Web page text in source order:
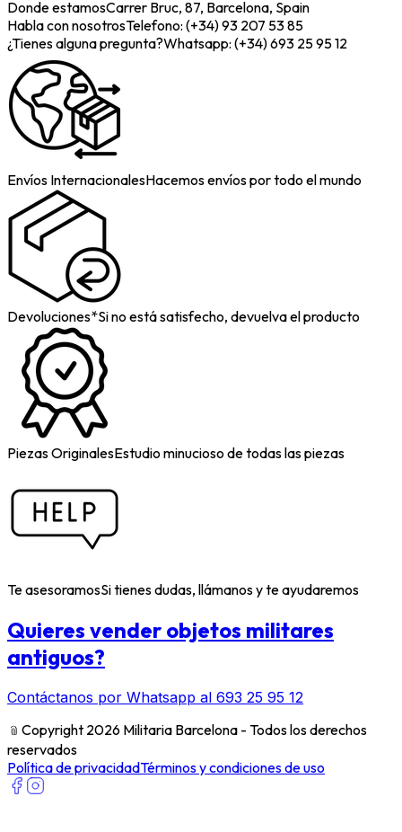
Donde estamosCarrer Bruc, 87, Barcelona, Spain
Habla con nosotrosTelefono: (+34) 93 207 53 85
¿Tienes alguna pregunta?Whatsapp: (+34) 693 25 95 12
Envíos InternacionalesHacemos envíos por todo el mundo
Devoluciones*Si no está satisfecho, devuelva el producto
Piezas OriginalesEstudio minucioso de todas las piezas
Te asesoramosSi tienes dudas, llámanos y te ayudaremos
Quieres vender objetos militares
antiguos?
Contáctanos por Whatsapp al 693 25 95 12
﹫ Copyright 2026 Militaria Barcelona - Todos los derechos
reservados
Política de privacidadTérminos y condiciones de uso